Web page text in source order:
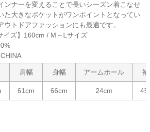
ンナーを変えることで長いシーズン着こなせ
た大きなポケットがワンポイントとなってい
ウトドアファッションにも最適です。
イズ】160cm / M～Lサイズ
肩幅 身幅 アームホール
61cm 66cm 24cm